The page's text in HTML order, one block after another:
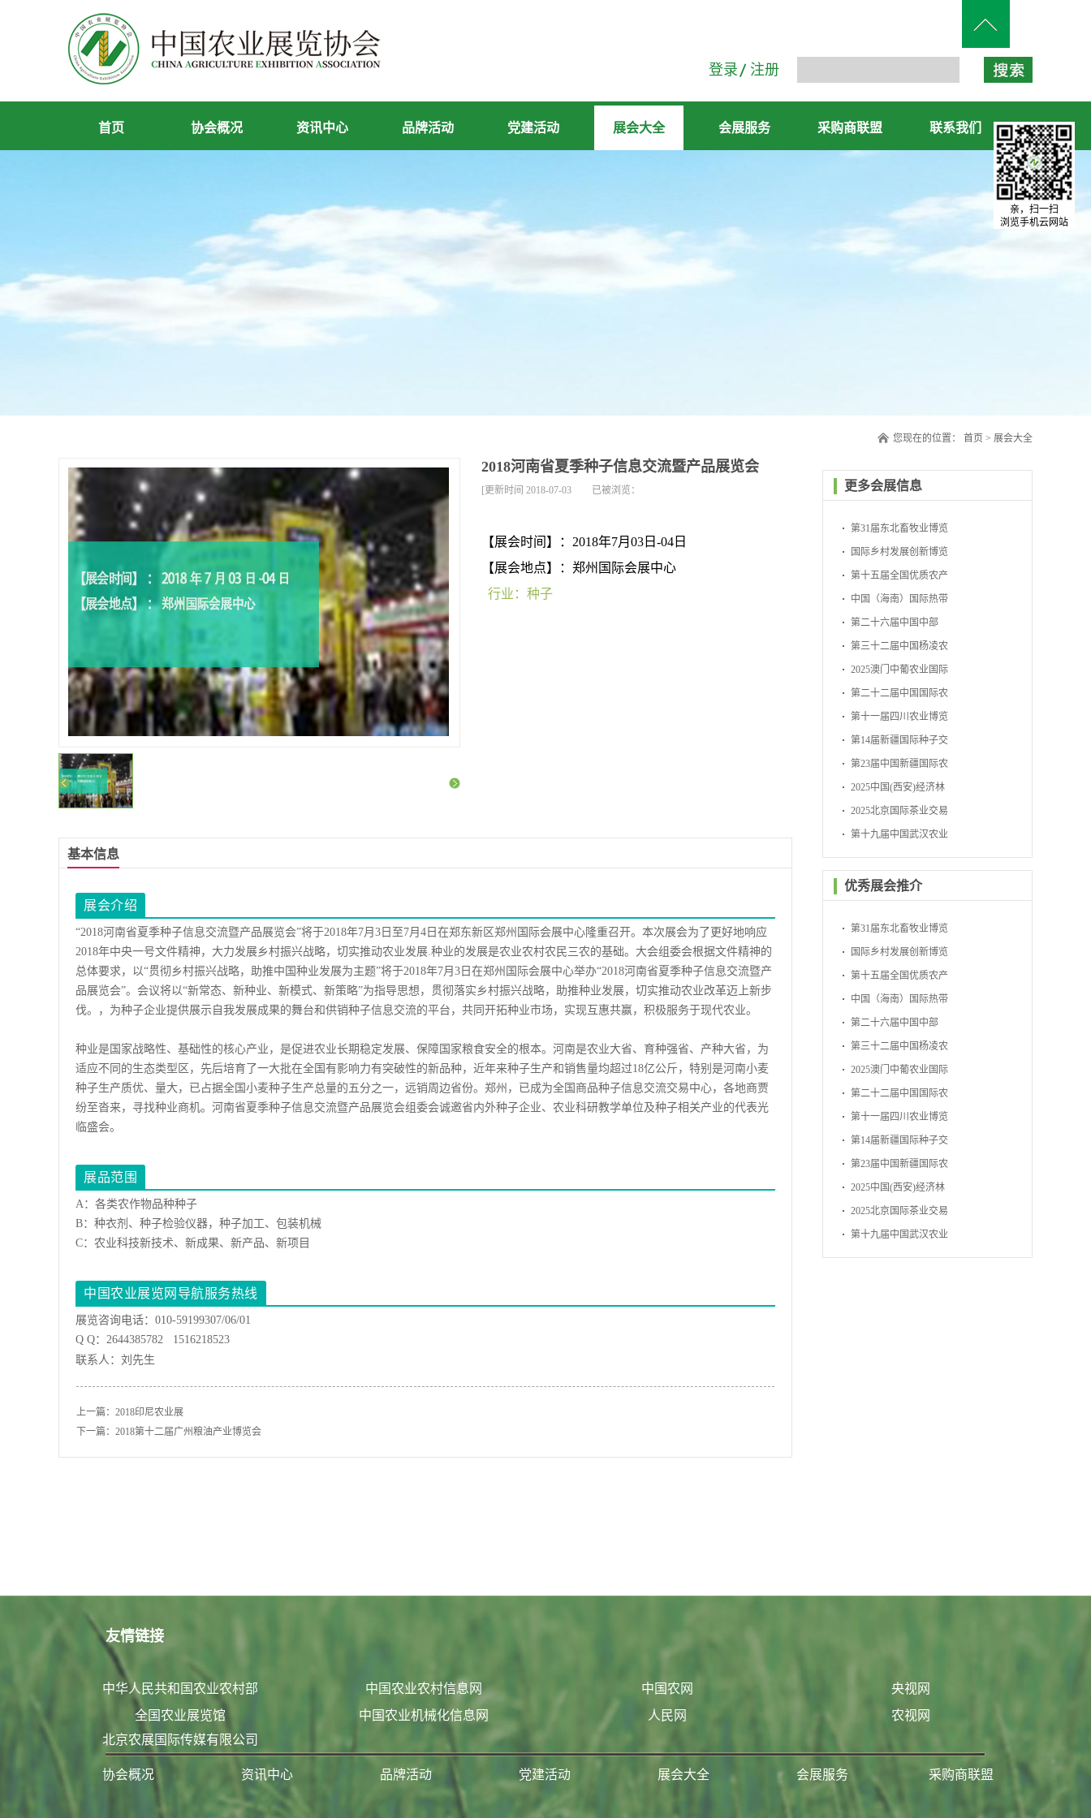
登录 注册
首页 协会概况 资讯中心 品牌活动 党建活动 展会大全 会展服务 采购商联盟 联系我们
您现在的位置： 首页 > 展会大全
更多会展信息
第31届东北畜牧业博览
会 国际乡村发展创新博览
会第十五届全国优质农产
品展销周
中国（海南）国际热带
农产品冬季交易会
第二十六届中国中部
（湖南）农业博览会
第三十二届中国杨凌农
业高新科技成果博览会
2025澳门中葡农业国际
博览会
第二十二届中国国际农
产品交易会
第十一届四川农业博览
会第14届新疆国际种子交
易会第23届中国新疆国际农
业博览会
2025中国(西安)经济林
暨林下经济产业博览会
2025北京国际茶业交易
博览会
第十九届中国武汉农业
博览会
优秀展会推介
第31届东北畜牧业博览
会 国际乡村发展创新博览
会第十五届全国优质农产
品展销周
中国（海南）国际热带
农产品冬季交易会
第二十六届中国中部
（湖南）农业博览会
第三十二届中国杨凌农
业高新科技成果博览会
2025澳门中葡农业国际
博览会
第二十二届中国国际农
产品交易会
第十一届四川农业博览
会第14届新疆国际种子交
易会第23届中国新疆国际农
业博览会
2025中国(西安)经济林
暨林下经济产业博览会
2025北京国际茶业交易
博览会
第十九届中国武汉农业
博览会
2018河南省夏季种子信息交流暨产品展览会
[更新时间 2018-07-03 已被浏览：
【展会时间】：2018年7月03日-04日
【展会地点】：郑州国际会展中心
行业：种子
基本信息
展会介绍
“2018河南省夏季种子信息交流暨产品展览会”将于2018年7月3日至7月4日在郑东新区郑州国际会展中心隆重召开。本次展会为了更好地响应
2018年中央一号文件精神，大力发展乡村振兴战略，切实推动农业发展.种业的发展是农业农村农民三农的基础。大会组委会根据文件精神的
总体要求，以“贯彻乡村振兴战略，助推中国种业发展为主题”将于2018年7月3日在郑州国际会展中心举办“2018河南省夏季种子信息交流暨产
品展览会”。会议将以“新常态、新种业、新模式、新策略”为指导思想，贯彻落实乡村振兴战略，助推种业发展，切实推动农业改革迈上新步
伐。，为种子企业提供展示自我发展成果的舞台和供销种子信息交流的平台，共同开拓种业市场，实现互惠共赢，积极服务于现代农业。
种业是国家战略性、基础性的核心产业，是促进农业长期稳定发展、保障国家粮食安全的根本。河南是农业大省、育种强省、产种大省，为
适应不同的生态类型区，先后培育了一大批在全国有影响力有突破性的新品种，近年来种子生产和销售量均超过18亿公斤，特别是河南小麦
种子生产质优、量大，已占据全国小麦种子生产总量的五分之一，远销周边省份。郑州，已成为全国商品种子信息交流交易中心，各地商贾
纷至沓来，寻找种业商机。河南省夏季种子信息交流暨产品展览会组委会诚邀省内外种子企业、农业科研教学单位及种子相关产业的代表光
临盛会。
展品范围
A：各类农作物品种种子
B：种衣剂、种子检验仪器，种子加工、包装机械
C：农业科技新技术、新成果、新产品、新项目
中国农业展览网导航服务热线
展览咨询电话：010-59199307/06/01
Q Q：2644385782 1516218523
联系人：刘先生
上一篇： 2018印尼农业展
下一篇： 2018第十二届广州粮油产业博览会
友情链接
中华人民共和国农业农村部
全国农业展览馆
北京农展国际传媒有限公司
中国农业农村信息网
中国农业机械化信息网
中国农网
人民网
央视网
农视网
协会概况 资讯中心 品牌活动 党建活动 展会大全 会展服务 采购商联盟
亲，扫一扫
浏览手机云网站